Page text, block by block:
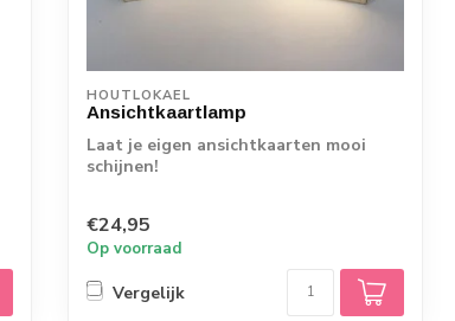
HOUTLOKAEL
Ansichtkaartlamp
Laat je eigen ansichtkaarten mooi
schijnen!
€24,95
Op voorraad
Vergelijk